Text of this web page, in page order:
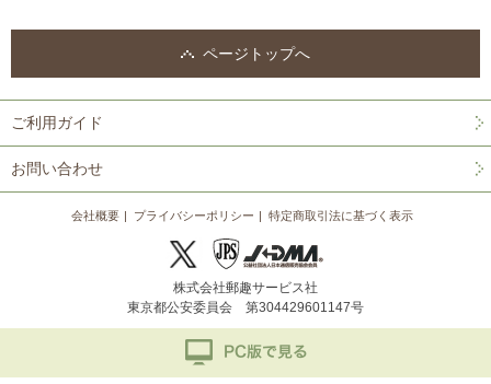
ページトップへ
ご利用ガイド
お問い合わせ
会社概要 プライバシーポリシー 特定商取引法に基づく表示
株式会社郵趣サービス社
東京都公安委員会 第304429601147号